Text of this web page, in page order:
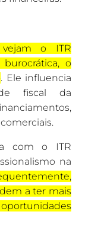
vejam o ITR
o
. Ele influencia
fiscal da
com o ITR
na
a ter mais